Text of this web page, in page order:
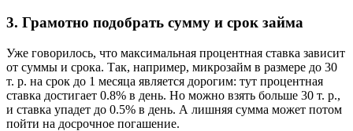
3. Грамотно подобрать сумму и срок займа
Уже говорилось, что максимальная процентная ставка зависит
от суммы и срока. Так, например, микрозайм в размере до 30
т. р. на срок до 1 месяца является дорогим: тут процентная
ставка достигает 0.8% в день. Но можно взять больше 30 т. р.,
и ставка упадет до 0.5% в день. А лишняя сумма может потом
пойти на досрочное погашение.